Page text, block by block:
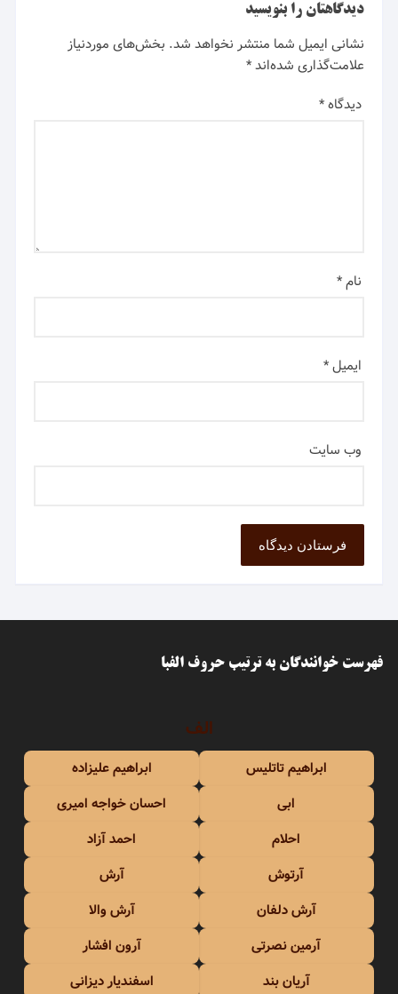
دیدگاهتان را بنویسید
نشانی ایمیل شما منتشر نخواهد شد. بخش‌های موردنیاز
علامت‌گذاری شده‌اند*
دیدگاه*
نام*
ایمیل*
وب‌ سایت
فهرست خوانندگان به ترتیب حروف الفبا
الف
ابراهیم تاتلیس
ابراهیم علیزاده
ابی
احسان خواجه امیری
احلام
احمد آزاد
آرتوش
آرش
آرش دلفان
آرش والا
آرمین نصرتی
آرون افشار
آریان بند
اسفندیار دیزانی